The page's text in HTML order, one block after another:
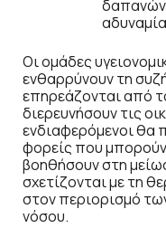
Οι ομάδες
ενθαρρύνουν τη
επηρεάζονται από
διερευνήσουν τις
ενδιαφερόμενοι θα
φορείς που
βοηθήσουν στη
σχετίζονται με τη
στον περιορισμό
νόσου.